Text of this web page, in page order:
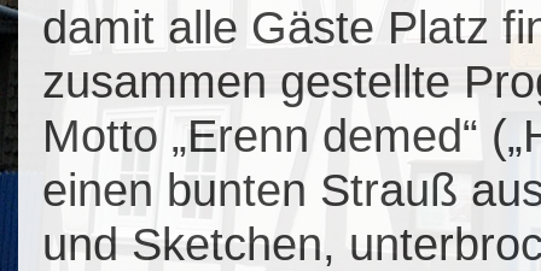
damit alle Gäste Platz
zusammen gestellte
Motto „Erenn demed“
einen bunten Strauß
und Sketchen,